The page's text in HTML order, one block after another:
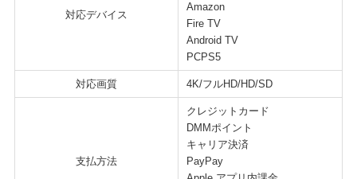
対応デバイス
Amazon
Fire TV
Android TV
PCPS5
対応画質 4K/フルHD/HD/SD
支払方法
クレジットカード
DMMポイント
キャリア決済
PayPay